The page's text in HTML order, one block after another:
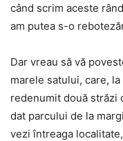
când scrim aceste
am putea s-o
Dar vreau să vă
marele satului, care,
redenumit două străzi
dat parcului de la
vezi întreaga